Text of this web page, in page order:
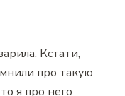
Кстати,
про такую
я про него